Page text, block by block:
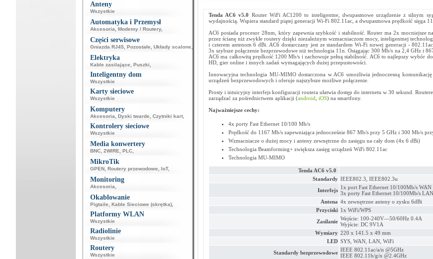
Anteny
Wszystkie
Automatyka i Przemysł
Akcesoria Modemy / Routery,
Części serwisowe
Gniazda RJ45, Pozostałe Układy scalone
Elektryka
Kable zasilające Puszki
Inteligentny dom
Wszystkie
Karty sieciowe
Wszystkie
Komputery
Akcesoria Dyski twarde Czytniki kart,
Kontrolery sieciowe
Wszystkie
Media konwertery
BNC, 2WIRE PLC,
MikroTik
GPEN, Routery przewodowe IoT,
Monitoring
Akcesoria
Okablowanie
Pigtaile Kable Sieciowe (skrętka),
Platformy WLAN
Wszystkie
Radiolinie
Wszystkie
Routery
Wszystkie
Tenda AC6 v5.0 Router WiFi AC1200 to inteligentne, dwupasmowe urządzenie z silnym
wydajnością. Wspiera standard piątej generacji Wi-Fi 802.11ac, a dwupasmowa prędkość sięga
AC6 posiada procesor 28nm, który zapewnia szybkość i stabilność. Router ma 2x mocniejsze
przez ścianę niż zwykłe routery dzięki niezależnym wzmacniaczom mocy, inteligentnej
i czterem antenom 6 dBi. AC6 dostarczany jest ze standardem Wi-Fi nowej generacji -
3x szybsze połączenie bezprzewodowe niż technologia 11n. Osiągając 300 Mb/s na 2,4 GHz i
AC6 ma całkowitą prędkość 1200 Mb/s i zachowuje pełną stabilność. AC6 to najlepszy wybór
HD, gier online i innych zadań wymagających dużej przepustowości.
Innowacyjna technologia MU-MIMO dostarczona w AC6 umożliwia jednoczesną
urządzeń bezprzewodowych i oferuje najszybsze możliwe połączenie.
Prosty i intuicyjny interfejs konfiguracji routera ułatwia dostęp do internetu w 30 sekund.
zarządzać za pośrednictwem aplikacji (android iOS) na smartfony.
Najważniejsze cechy:
4x porty Fast Ethernet 10/100 Mb/s
Prędkość do 1167 Mb/s zapewniająca jednocześnie 867 Mb/s przy 5 GHz i 300 Mb/s
Wzmacniacze o dużej mocy i anteny zewnętrzne do zasięgu na cały dom (4x 6 dBi)
Technologia Beamforming+ zwiększa zasięg urządzeń WiFi 802.11ac
Technologia MU-MIMO
Tenda AC6 v5.0
Standardy IEEE802.3, IEEE802.3u
Interfejs 1x port Fast Ethernet 10/100Mb/s WAN
3x porty Fast Ethernet 10/100Mb/s LAN
Antena 4x zewnętrzne anteny o zysku 6dBi
Przyciski 1x WiFi/WPS
Zasilanie Wejście: 100-240V—50/60Hz 0.4A
Wyjście: DC 9V1A
Wymiary 220 x 141.5 x 49 mm
LED SYS, WAN, LAN, WiFi
Standardy bezprzewodowe IEEE 802.11ac/a/n @5GHz
IEEE 802.11b/g/n @2.4GHz